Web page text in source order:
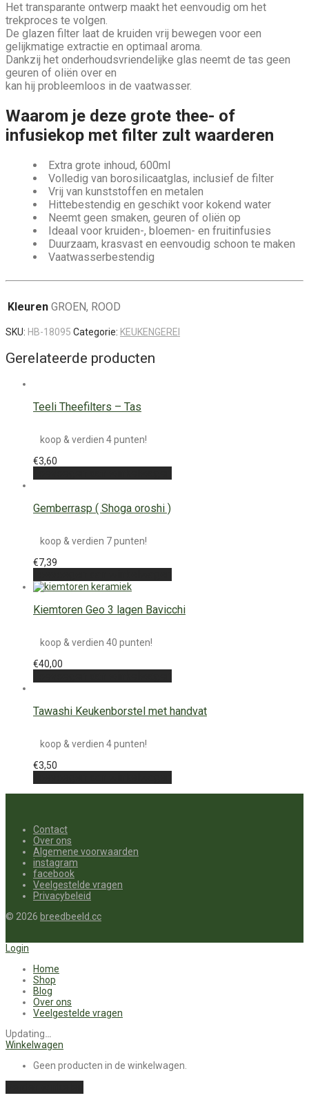
Het transparante ontwerp maakt het eenvoudig om het
trekproces te volgen.
De glazen filter laat de kruiden vrij bewegen voor een
gelijkmatige extractie en optimaal aroma.
Dankzij het onderhoudsvriendelijke glas neemt de tas geen
geuren of oliën over en
kan hij probleemloos in de vaatwasser.
Waarom je deze grote thee- of
infusiekop met filter zult waarderen
Extra grote inhoud, 600ml
Volledig van borosilicaatglas, inclusief de filter
Vrij van kunststoffen en metalen
Hittebestendig en geschikt voor kokend water
Neemt geen smaken, geuren of oliën op
Ideaal voor kruiden-, bloemen- en fruitinfusies
Duurzaam, krasvast en eenvoudig schoon te maken
Vaatwasserbestendig
Kleuren GROEN, ROOD
SKU: HB-18095 Categorie: KEUKENGEREI
Gerelateerde producten
Teeli Theefilters – Tas
koop & verdien 4 punten!
€3,60
Gemberrasp ( Shoga oroshi )
koop & verdien 7 punten!
€7,39
Kiemtoren Geo 3 lagen Bavicchi
koop & verdien 40 punten!
€40,00
Tawashi Keukenborstel met handvat
koop & verdien 4 punten!
€3,50
Contact
Over ons
Algemene voorwaarden
instagram
facebook
Veelgestelde vragen
Privacybeleid
© 2026 breedbeeld.cc
Login
Home
Shop
Blog
Over ons
Veelgestelde vragen
Updating…
Winkelwagen
Geen producten in de winkelwagen.